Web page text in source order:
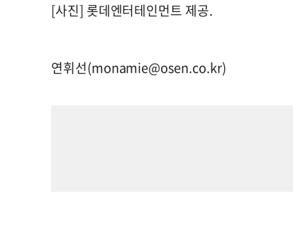
[사진] 롯데엔터테인먼트 제공.
연휘선(monamie@osen.co.kr)